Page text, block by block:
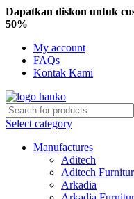
Dapatkan diskon untuk
50%
My account
FAQs
Kontak Kami
Select category
Manufactures
Aditech
Aditech
Arkadia